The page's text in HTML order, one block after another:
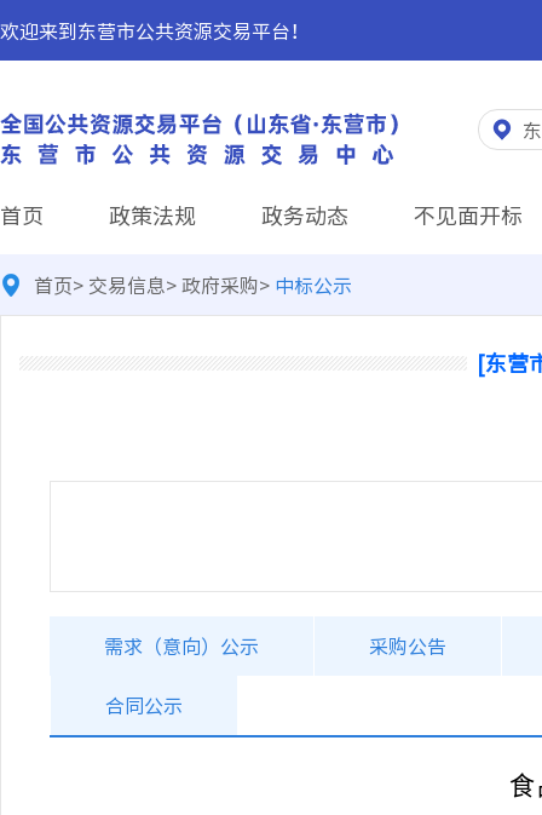
欢迎来到东营市公共资源交易平台！
首页 政策法规 政务动态 不见面开标
首页> 交易信息>政府采购> 中标公示
[东营
需求（意向）公示 采购公告
合同公示